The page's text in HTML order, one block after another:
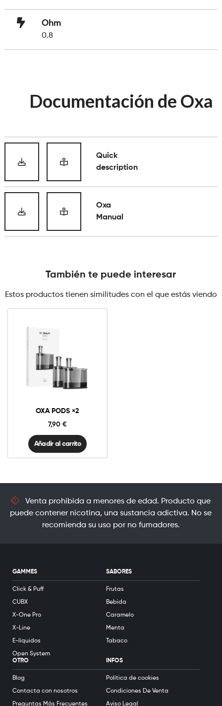
Ohm
0.8
Documentación de Oxa
Quick
description
Oxa
Manual
También te puede interesar
Estos productos tienen similitudes con el que estás viendo
OXA PODS ×2
7,90 €
Oxa
×2
cantidad
Añadir al carrito
Venta prohibida a menores de edad. Producto que
puede contener nicotina, una sustancia adictiva. No se
recomienda su uso por no fumadores.
GAMMES
Click & Puff
CUBX
X-One Pro
X-Line
E-líquidos
Open System
SABORES
Frutas
Bebida
Caramelo
Menta
Tabaco
OTRO
Blog
Contacta con nosotros
Preguntas Más Frecuentes
INFOS
Política de cookies
Condiciones De Venta
Aviso Legal